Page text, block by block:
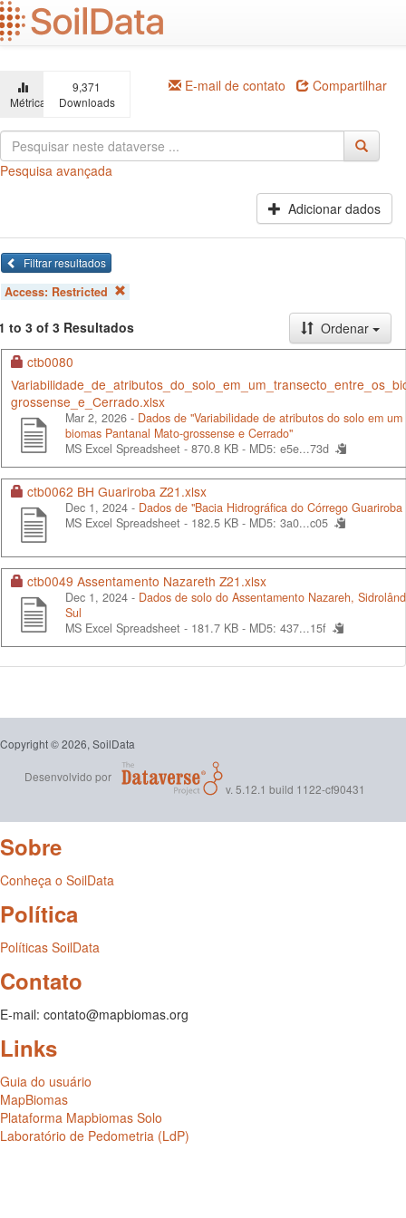
Ir
para
o
principal
Métricas
9,371
Downloads
E-mail de contato Compartilhar
Pesquisa avançada
Adicionar dados
Filtrar resultados
Access: Restricted
to 3 of 3 Resultados
Ordenar
ctb0080
grossense_e_Cerrado.xlsx
Mar 2, 2026 - Dados de "Variabilidade de atributos do solo em
biomas Pantanal Mato-grossense e Cerrado"
MS Excel Spreadsheet - 870.8 KB - MD5: e5e...73d
ctb0062 BH Guariroba Z21.xlsx
Dec 1, 2024 - Dados de "Bacia Hidrográfica do Córrego Guariroba
MS Excel Spreadsheet - 182.5 KB - MD5: 3a0...c05
ctb0049 Assentamento Nazareth Z21.xlsx
Dec 1, 2024 - Dados de solo do Assentamento Nazareh,
Sul
MS Excel Spreadsheet - 181.7 KB - MD5: 437...15f
Copyright © 2026, SoilData
Desenvolvido por
v. 5.12.1 build 1122-cf90431
Sobre
Conheça o SoilData
Política
Políticas SoilData
Contato
E-mail: contato@mapbiomas.org
Links
Guia do usuário
MapBiomas
Plataforma Mapbiomas Solo
Laboratório de Pedometria (LdP)